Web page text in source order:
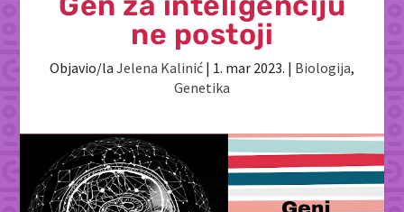
ne postoji
Objavio/la Jelena Kalinić | 1. mar 2023. | Biologija,
Genetika